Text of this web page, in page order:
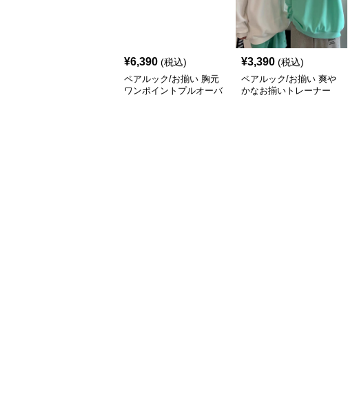
¥6,390 (税込)
ペアルック/お揃い 胸元
ワンポイントプルオーバ
¥3,390 (税込)
ペアルック/お揃い 爽や
かなお揃いトレーナー